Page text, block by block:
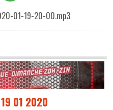
01-19-20-00.mp3
01 2020